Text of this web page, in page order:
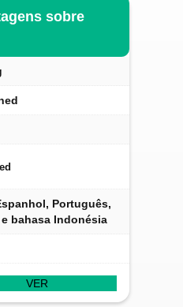
sobre
Português,
bahasa Indonésia
VER